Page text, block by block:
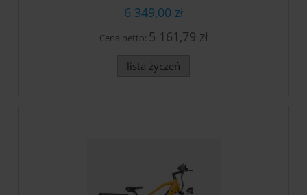
6 349,00 zł
Cena netto: 5 161,79 zł
lista życzeń